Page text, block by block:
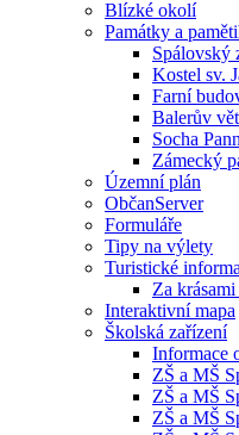
Blízké okolí
Památky a
Spálovský
Kostel sv.
Farní
Balerův
Socha
Zámecký
Územní plán
ObčanServer
Formuláře
Tipy na výlety
Turistické
Za
Interaktivní mapa
Školská zařízení
Informace
ZŠ a MŠ
ZŠ a MŠ
ZŠ a MŠ